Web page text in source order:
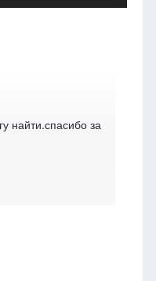
найти.спасибо за